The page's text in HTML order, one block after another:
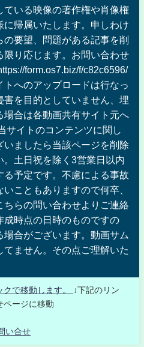
ている映像の著作権や肖像権
帰属いたします。申しわけ
要望、問題がある記事を削
限り応じます。お問い合わせ
form.os7.biz/f/c82c6596/
へのアップロードは行なっ
を目的としていません、埋
場合は各動画共有サイト元へ
サイトのコンテンツに関し
ましたら当該ページを削除
。土日祝を除く3営業日以内
る予定です。不慮による事故
こともありますので何卒、
ちらの問い合わせよりご連絡
成時点の日時のものですの
合がございます。動画サム
ません。その点ご理解いた
で移動します。
↓下記のリン
ページに移動
い合せ